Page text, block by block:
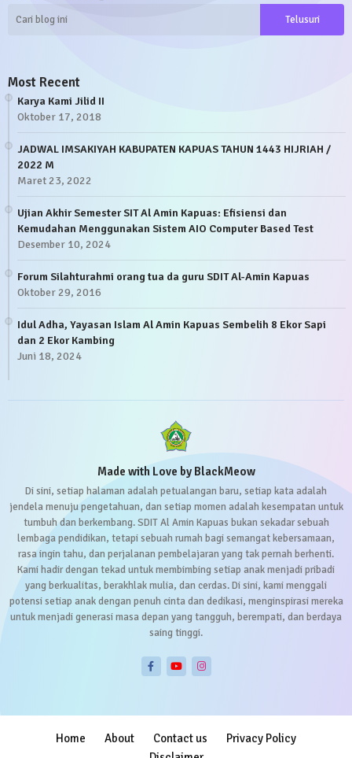
Most Recent
Karya Kami Jilid II
Oktober 17, 2018
JADWAL IMSAKIYAH KABUPATEN KAPUAS TAHUN 1443 HIJRIAH /
2022 M
Maret 23, 2022
Ujian Akhir Semester SIT Al Amin Kapuas: Efisiensi dan
Kemudahan Menggunakan Sistem AIO Computer Based Test
Desember 10, 2024
Forum Silahturahmi orang tua da guru SDIT Al-Amin Kapuas
Oktober 29, 2016
Idul Adha, Yayasan Islam Al Amin Kapuas Sembelih 8 Ekor Sapi
dan 2 Ekor Kambing
Juni 18, 2024
Made with Love by BlackMeow
Di sini, setiap halaman adalah petualangan baru, setiap kata adalah
jendela menuju pengetahuan, dan setiap momen adalah kesempatan untuk
tumbuh dan berkembang. SDIT Al Amin Kapuas bukan sekadar sebuah
lembaga pendidikan, tetapi sebuah rumah bagi semangat kebersamaan,
rasa ingin tahu, dan perjalanan pembelajaran yang tak pernah berhenti.
Kami hadir dengan tekad untuk membimbing setiap anak menjadi pribadi
yang berkualitas, berakhlak mulia, dan cerdas. Di sini, kami menggali
potensi setiap anak dengan penuh cinta dan dedikasi, menginspirasi mereka
untuk menjadi generasi masa depan yang tangguh, berempati, dan berdaya
saing tinggi.
Home About Contact us
Privacy Policy